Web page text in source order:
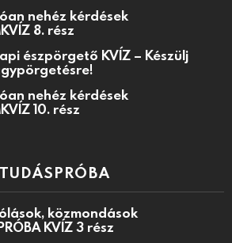
nehéz kérdések
8. rész
észpörgető KVÍZ – Készülj
nehéz kérdések
10. rész
TUDÁSPRÓBA
közmondások
KVÍZ 3 rész